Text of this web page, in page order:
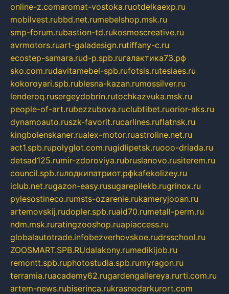
online-z.comaromat-vostoka.ruotdelkaexp.ru
mobilvest.rubbd.net.rumebelshop.msk.ru
smp-forum.rubastion-td.rukosmoscreative.ru
avrmotors.ruart-galadesign.rutiffany-c.ru
ecostep-samara.rud-p.spb.ruгалактика73.рф
sko.com.rudavitamebel-spb.rufotsis.rutesiaes.ru
kokoroyari.spb.rublesna-kazan.rumossilver.ru
lenderoq.rusergeydobrin.rutochkazvuka.msk.ru
people-of-art.rubezzubova.ruclubtibet.ruorior-aks.ru
dynamoauto.ruszk-favorit.rucarlines.ruflatnsk.ru
kingbolenskaner.rualex-motor.ruastroline.net.ru
act1.spb.rupolyglot.com.rugidlipetsk.ruooo-driada.ru
detsad125.rumir-zdoroviya.rubruslanovo.rusiterem.ru
council.spb.ruлодкипатриот.рфkafekolizey.ru
iclub.net.rugazon-easy.rusugarepilekb.rugrinox.ru
pylesostineco.rumsts-ozarenie.rukameryjooan.ru
artemovskij.rudopler.spb.ruaid70.rumetall-perm.ru
ndm.msk.ruratingzooshop.ruapiaccess.ru
globalautotrade.infobezverhovskoe.rudrsschool.ru
ZOOSMART.SPB.RUdalakony.rumedikijob.ru
remontt.spb.ruphotostudia.spb.rumyragon.ru
terramia.ruacademy62.rugardengallereya.rurti.com.ru
artem-news.rubiserinca.rukrasnodarkurort.com